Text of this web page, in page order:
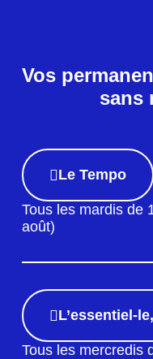
Vos
sans
Le Tempo
Tous les mardis de
août)
L’essentiel-
Tous les mercredis